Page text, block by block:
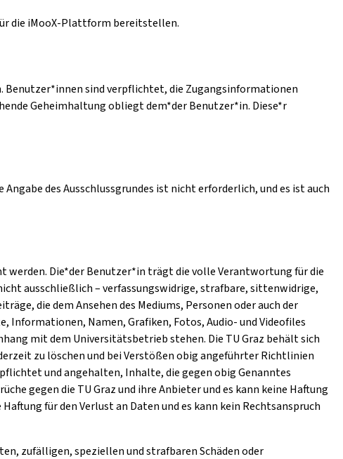
die iMooX-Plattform bereitstellen.
Benutzer*innen sind verpflichtet, die Zugangsinformationen
Geheimhaltung obliegt dem*der Benutzer*in. Diese*r
des Ausschlussgrundes ist nicht erforderlich, und es ist auch
Die*der Benutzer*in trägt die volle Verantwortung für die
ausschließlich – verfassungswidrige, strafbare, sittenwidrige,
die dem Ansehen des Mediums, Personen oder auch der
Namen, Grafiken, Fotos, Audio- und Videofiles
mit dem Universitätsbetrieb stehen. Die TU Graz behält sich
zu löschen und bei Verstößen obig angeführter Richtlinien
und angehalten, Inhalte, die gegen obig Genanntes
gegen die TU Graz und ihre Anbieter und es kann keine Haftung
für den Verlust an Daten und es kann kein Rechtsanspruch
zufälligen, speziellen und strafbaren Schäden oder